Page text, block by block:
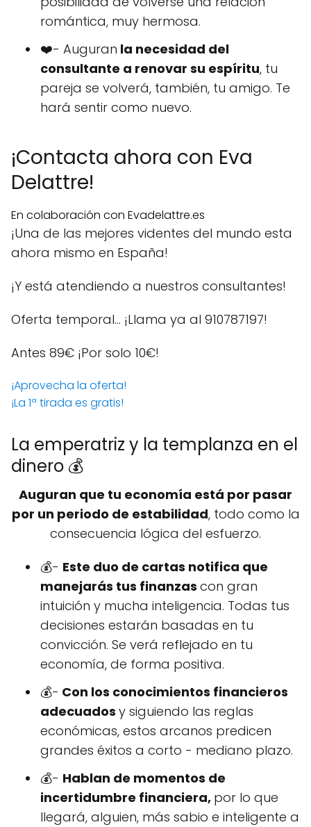
romántica, muy hermosa.
❤️- Auguran la necesidad del
consultante a renovar su espíritu, tu
pareja se volverá, también, tu amigo. Te
hará sentir como nuevo.
¡Contacta ahora con Eva
Delattre!
En colaboración con Evadelattre.es
¡Una de las mejores videntes del mundo esta
ahora mismo en España!
¡Y está atendiendo a nuestros consultantes!
Oferta temporal… ¡Llama ya al 910787197!
Antes 89€ ¡Por solo 10€!
¡Aprovecha la oferta!
¡La 1ª tirada es gratis!
La emperatriz y la templanza en el
dinero 💰
Auguran que tu economía está por pasar
por un periodo de estabilidad, todo como la
consecuencia lógica del esfuerzo.
💰- Este duo de cartas notifica que
manejarás tus finanzas con gran
intuición y mucha inteligencia. Todas tus
decisiones estarán basadas en tu
convicción. Se verá reflejado en tu
economía, de forma positiva.
💰- Con los conocimientos financieros
adecuados y siguiendo las reglas
económicas, estos arcanos predicen
grandes éxitos a corto - mediano plazo.
💰- Hablan de momentos de
incertidumbre financiera, por lo que
llegará, alguien, más sabio e inteligente a